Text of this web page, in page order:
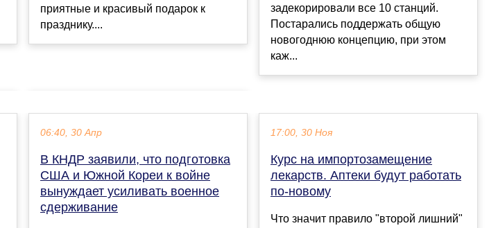
приятные и красивый подарок к
празднику....
задекорировали все 10 станций.
Постарались поддержать общую
новогоднюю концепцию, при этом
каж...
06:40, 30 Апр
В КНДР заявили, что подготовка
США и Южной Кореи к войне
вынуждает усиливать военное
сдерживание
17:00, 30 Ноя
Курс на импортозамещение
лекарств. Аптеки будут работать
по-новому
Что значит правило "второй лишний"